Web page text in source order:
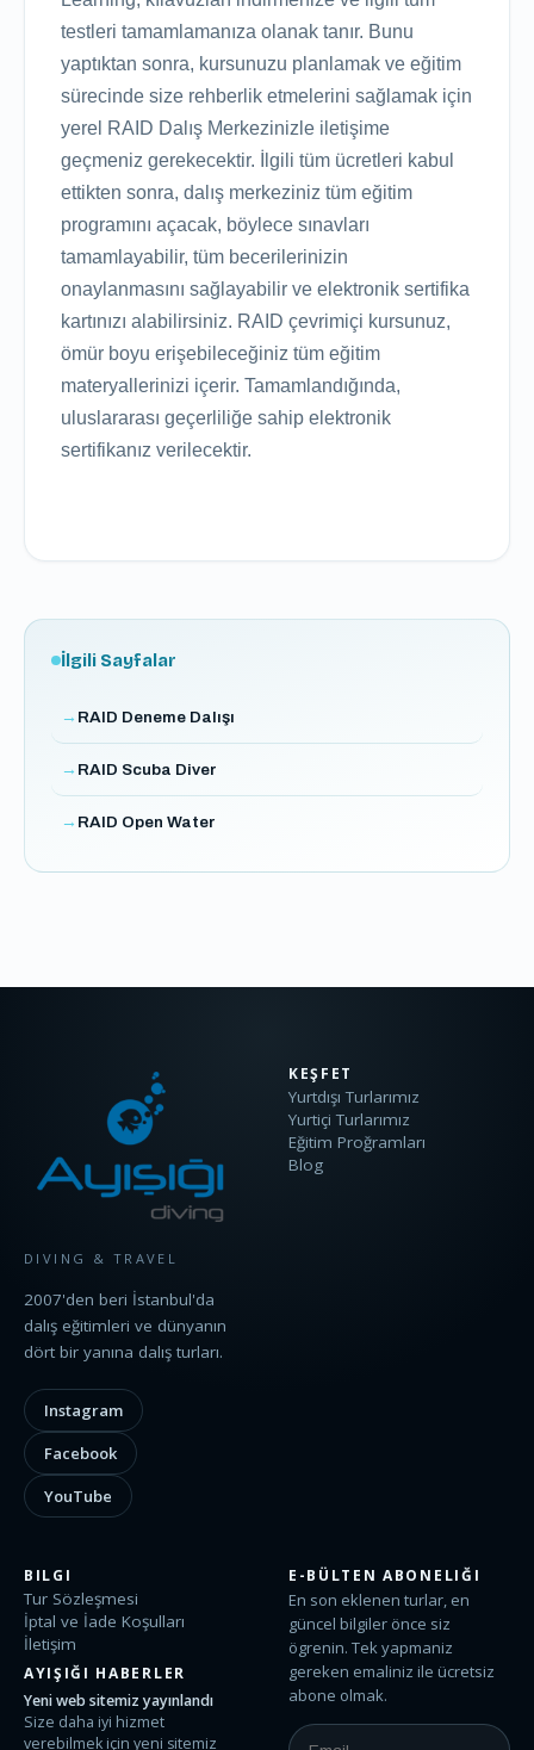
testleri tamamlamanıza olanak tanır. Bunu
yaptıktan sonra, kursunuzu planlamak ve eğitim
sürecinde size rehberlik etmelerini sağlamak için
yerel RAID Dalış Merkezinizle iletişime
geçmeniz gerekecektir. İlgili tüm ücretleri kabul
ettikten sonra, dalış merkeziniz tüm eğitim
programını açacak, böylece sınavları
tamamlayabilir, tüm becerilerinizin
onaylanmasını sağlayabilir ve elektronik sertifika
kartınızı alabilirsiniz. RAID çevrimiçi kursunuz,
ömür boyu erişebileceğiniz tüm eğitim
materyallerinizi içerir. Tamamlandığında,
uluslararası geçerliliğe sahip elektronik
sertifikanız verilecektir.
İlgili Sayfalar
RAID Deneme Dalışı
RAID Scuba Diver
RAID Open Water
DIVING & TRAVEL
2007'den beri İstanbul'da
dalış eğitimleri ve dünyanın
dört bir yanına dalış turları.
Instagram
Facebook
YouTube
KEŞFET
Yurtdışı Turlarımız
Yurtiçi Turlarımız
Eğitim Proğramları
Blog
BILGI
Tur Sözleşmesi
İptal ve İade Koşulları
İletişim
AYIŞIĞI HABERLER
Yeni web sitemiz yayınlandı
Size daha iyi hizmet
verebilmek için yeni sitemiz
E-BÜLTEN ABONELIĞI
En son eklenen turlar, en
güncel bilgiler önce siz
ögrenin. Tek yapmaniz
gereken emaliniz ile ücretsiz
abone olmak.